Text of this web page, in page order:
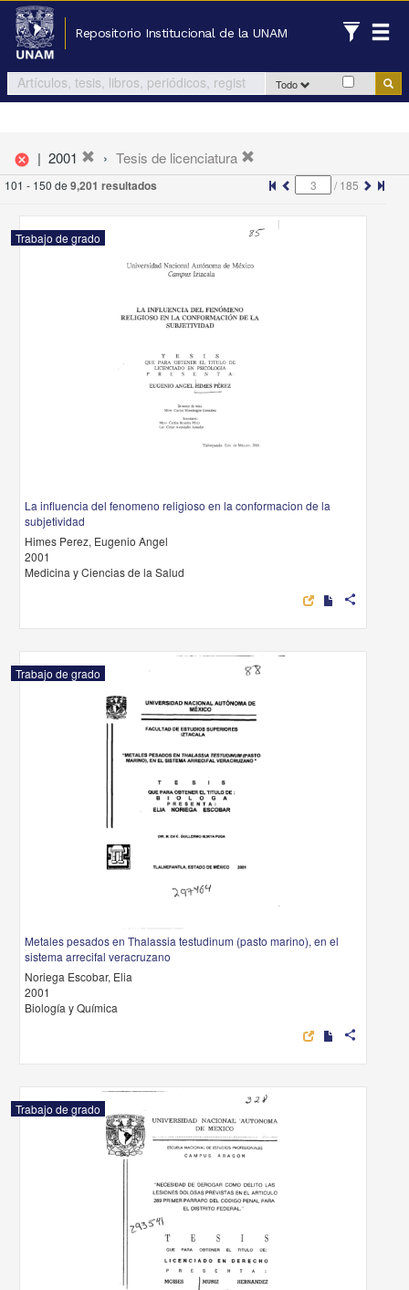
Repositorio Institucional de la UNAM
Todo
cancel | 2001 Tesis de licenciatura
101 - 150 de 9,201 resultados /185
Trabajo de grado
La influencia del fenomeno religioso en la conformacion de la
subjetividad
Himes Perez, Eugenio Angel
2001
Medicina y Ciencias de la Salud
share
Trabajo de grado
Metales pesados en Thalassia testudinum (pasto marino), en el
sistema arrecifal veracruzano
Noriega Escobar, Elia
2001
Biología y Química
share
Trabajo de grado